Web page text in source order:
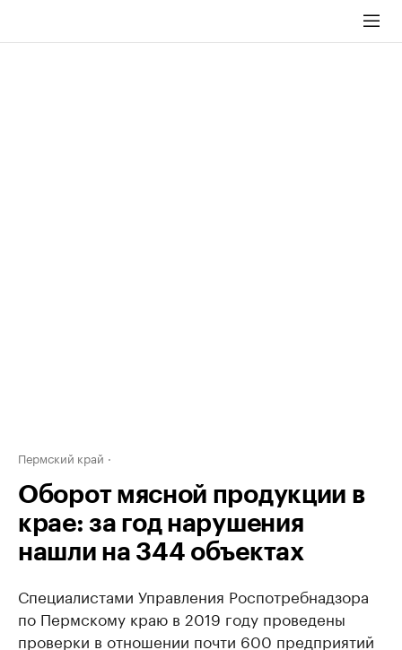
Пермский край
Оборот мясной продукции в
крае: за год нарушения
нашли на 344 объектах
Специалистами Управления Роспотребнадзора
по Пермскому краю в 2019 году проведены
проверки в отношении почти 600 предприятий